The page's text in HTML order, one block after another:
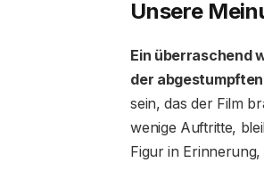
Unsere
Ein überraschend
der
sein, das der Film
wenige Auftritte,
Figur in